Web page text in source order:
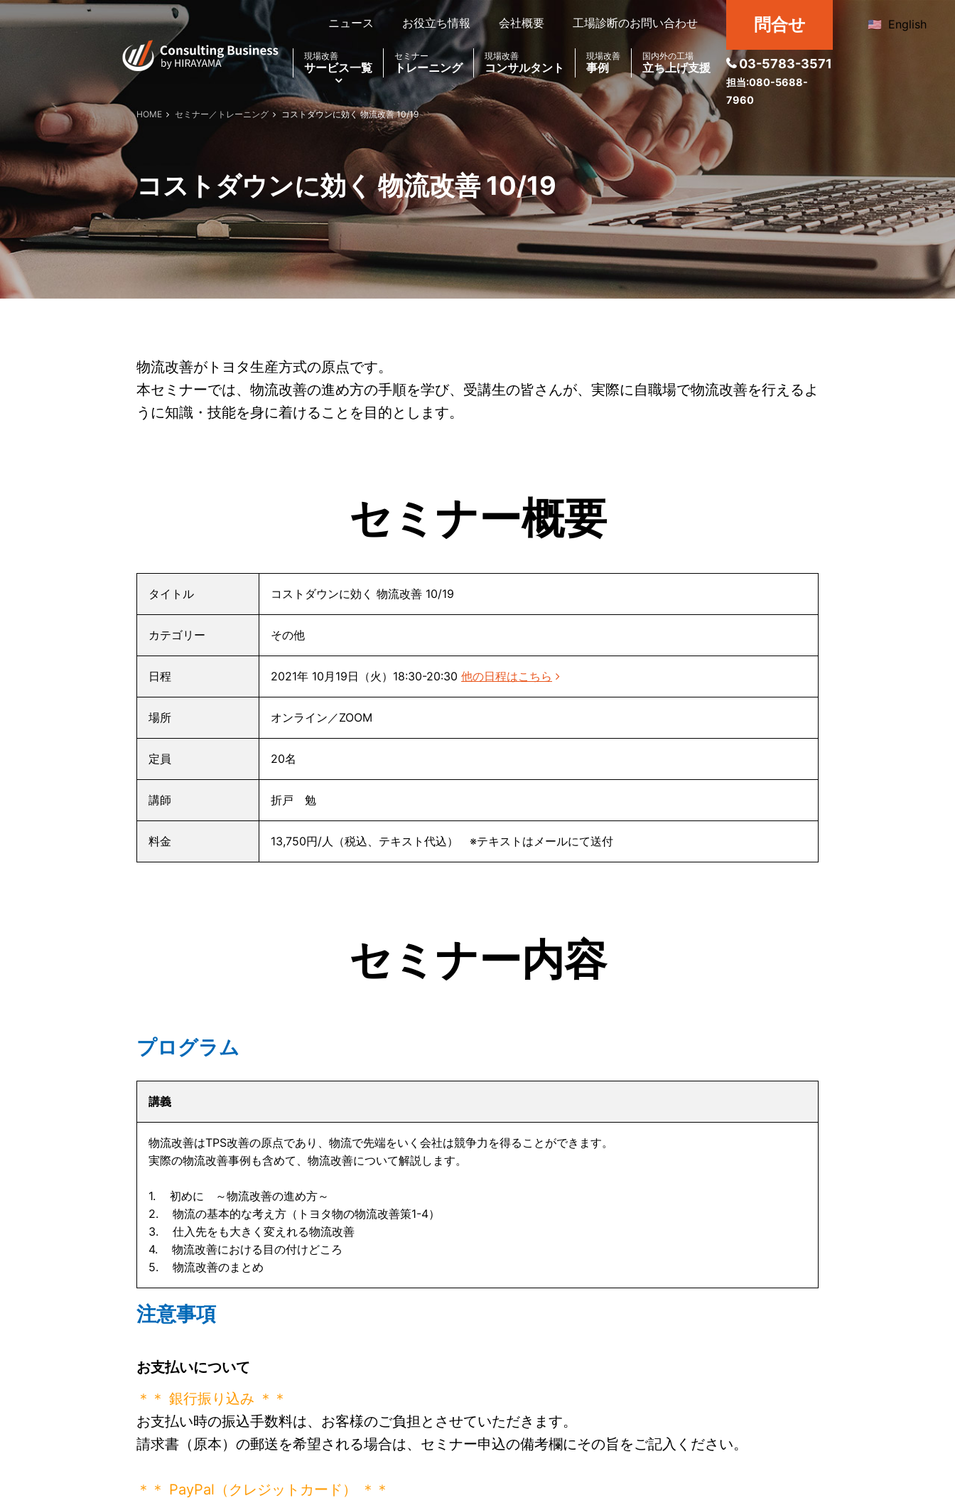
English
ニュース お役立ち情報 会社概要 工場診断のお問い合わせ
現場改善
サービス一覧
セミナー
トレーニング
現場改善
コンサルタント
現場改善
事例
国内外の工場
立ち上げ支援
問合せ
03-5783-3571
担当:080-5688-
7960
コストダウンに効く 物流改善 10/19
HOME セミナー／トレーニング コストダウンに効く 物流改善 10/19
物流改善がトヨタ生産方式の原点です。
本セミナーでは、物流改善の進め方の手順を学び、受講生の皆さんが、実際に自職場で物流改善を行えるよ
うに知識・技能を身に着けることを目的とします。
セミナー概要
タイトル コストダウンに効く 物流改善 10/19
カテゴリー その他
日程 2021年 10月19日（火）18:30-20:30 他の日程はこちら
場所 オンライン／ZOOM
定員 20名
講師 折戸 勉
料金 13,750円/人（税込、テキスト代込） ※テキストはメールにて送付
セミナー内容
プログラム
講義
物流改善はTPS改善の原点であり、物流で先端をいく会社は競争力を得ることができます。
実際の物流改善事例も含めて、物流改善について解説します。
1. 初めに ～物流改善の進め方～
2. 物流の基本的な考え方（トヨタ物の物流改善策1-4）
3. 仕入先をも大きく変えれる物流改善
4. 物流改善における目の付けどころ
5. 物流改善のまとめ
注意事項
お支払いについて
＊＊ 銀行振り込み ＊＊
お支払い時の振込手数料は、お客様のご負担とさせていただきます。
請求書（原本）の郵送を希望される場合は、セミナー申込の備考欄にその旨をご記入ください。
＊＊ PayPal（クレジットカード） ＊＊